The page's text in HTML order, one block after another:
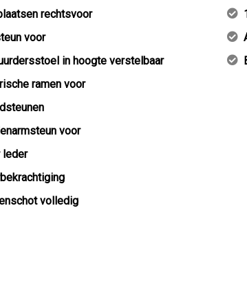
rechtsvoor
voor
in hoogte verstelbaar
ramen voor
voor
leder
volledig